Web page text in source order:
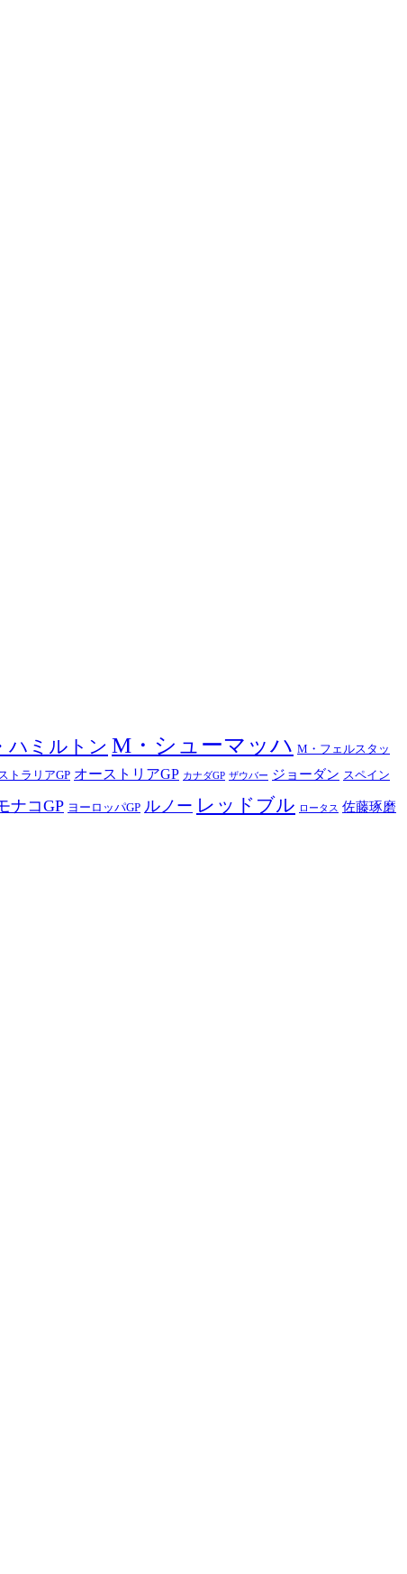
ハミルトン M・シューマッハ M・フェルスタッ
トラリアGP オーストリアGP カナダGP ザウバー ジョーダン スペイン
ナコGP ヨーロッパGP ルノー レッドブル ロータス 佐藤琢磨